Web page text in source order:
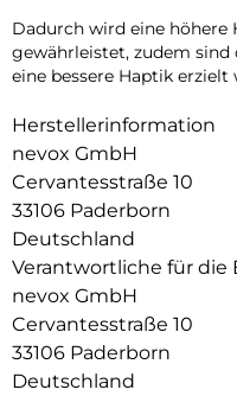
Dadurch wird eine
gewährleistet, zudem
eine bessere Haptik erzielt
Herstellerinformation
nevox GmbH
Cervantesstraße 10
33106 Paderborn
Deutschland
Verantwortliche für die
nevox GmbH
Cervantesstraße 10
33106 Paderborn
Deutschland